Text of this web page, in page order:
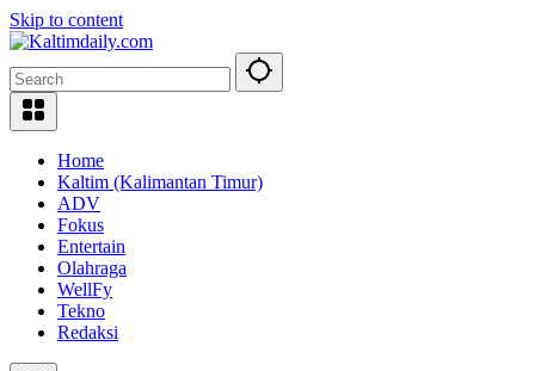
Skip to content
Home
Kaltim (Kalimantan Timur)
ADV
Fokus
Entertain
Olahraga
WellFy
Tekno
Redaksi